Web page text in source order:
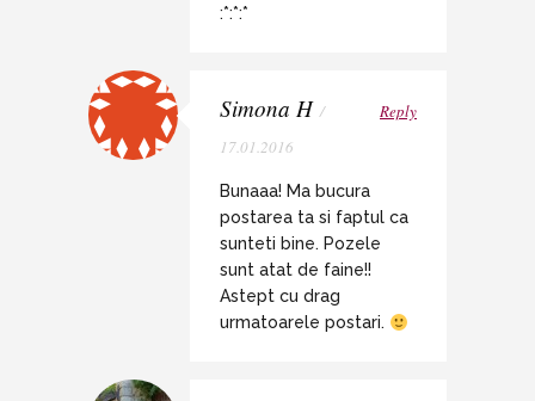
:*:*:*
Simona H /
17.01.2016
Reply
Bunaaa! Ma bucura
postarea ta si faptul ca
sunteti bine. Pozele
sunt atat de faine!!
Astept cu drag
urmatoarele postari.